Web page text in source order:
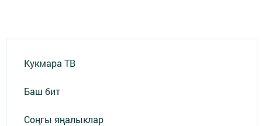
Кукмара ТВ
Баш бит
Соңгы яңалыклар